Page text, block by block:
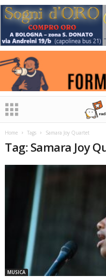
Home Tags Samara Joy Quartet
Tag: Samara Joy
MUSICA